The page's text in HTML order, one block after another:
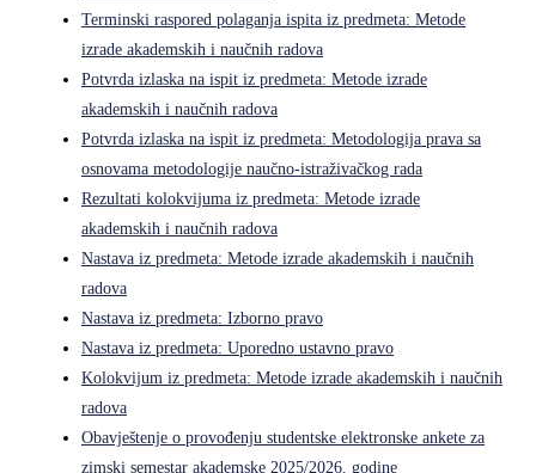
Terminski raspored polaganja ispita iz predmeta: Metode
izrade akademskih i naučnih radova
Potvrda izlaska na ispit iz predmeta: Metode izrade
akademskih i naučnih radova
Potvrda izlaska na ispit iz predmeta: Metodologija prava sa
osnovama metodologije naučno-istraživačkog rada
Rezultati kolokvijuma iz predmeta: Metode izrade
akademskih i naučnih radova
Nastava iz predmeta: Metode izrade akademskih i naučnih
radova
Nastava iz predmeta: Izborno pravo
Nastava iz predmeta: Uporedno ustavno pravo
Kolokvijum iz predmeta: Metode izrade akademskih i naučnih
radova
Obavještenje o provođenju studentske elektronske ankete za
zimski semestar akademske 2025/2026. godine